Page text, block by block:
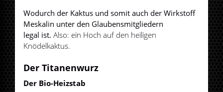
Wodurch der Kaktus und somit auch der Wirkstoff
Meskalin unter den Glaubensmitgliedern
legal ist. Also: ein Hoch auf den heiligen
Knödelkaktus.
Der Titanenwurz
Der Bio-Heizstab